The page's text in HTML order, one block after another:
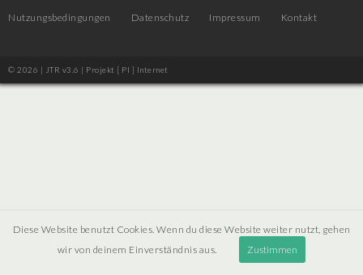
Nutzungsbedingungen Datenschutz Impressum Kontakt
© 2026 | JTR v3.6 | Projekt [ PI ] Internet
Diese Website benutzt Cookies. Wenn du diese Website weiter nutzt, gehen
wir von deinem Einverständnis aus.
Zustimmen